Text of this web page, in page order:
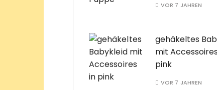
VOR 7 JAHREN
gehäkeltes
mit
pink
VOR 7 JAHREN